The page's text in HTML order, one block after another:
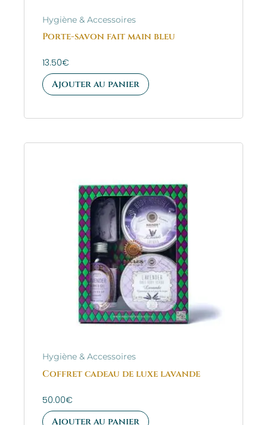
Hygiène & Accessoires
Porte-savon fait main bleu
13.50€
Ajouter au panier
Hygiène & Accessoires
Coffret cadeau de luxe lavande
50.00€
Ajouter au panier